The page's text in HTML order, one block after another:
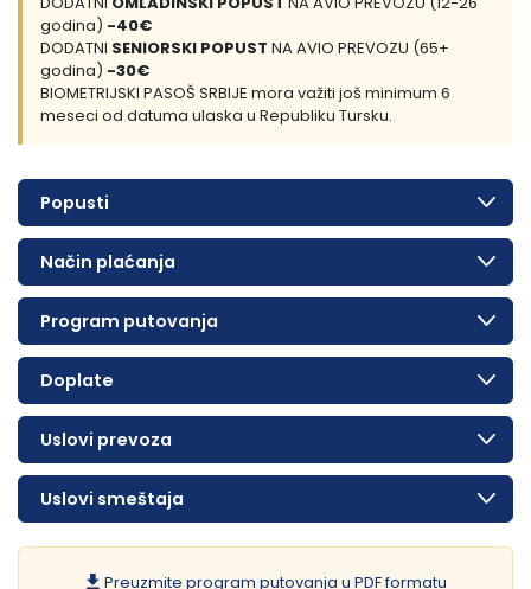
godina) -40€
DODATNI SENIORSKI POPUST NA AVIO PREVOZU (65+
godina) -30€
BIOMETRIJSKI PASOŠ SRBIJE mora važiti još minimum 6
meseci od datuma ulaska u Republiku Tursku.
Popusti
Način plaćanja
Program putovanja
Doplate
Uslovi prevoza
Uslovi smeštaja
Preuzmite program putovanja u PDF formatu